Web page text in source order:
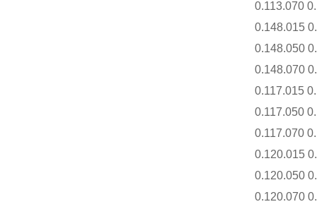
0.113.070
0.148.015
0.148.050
0.148.070
0.117.015
0.117.050
0.117.070
0.120.015
0.120.050
0.120.070